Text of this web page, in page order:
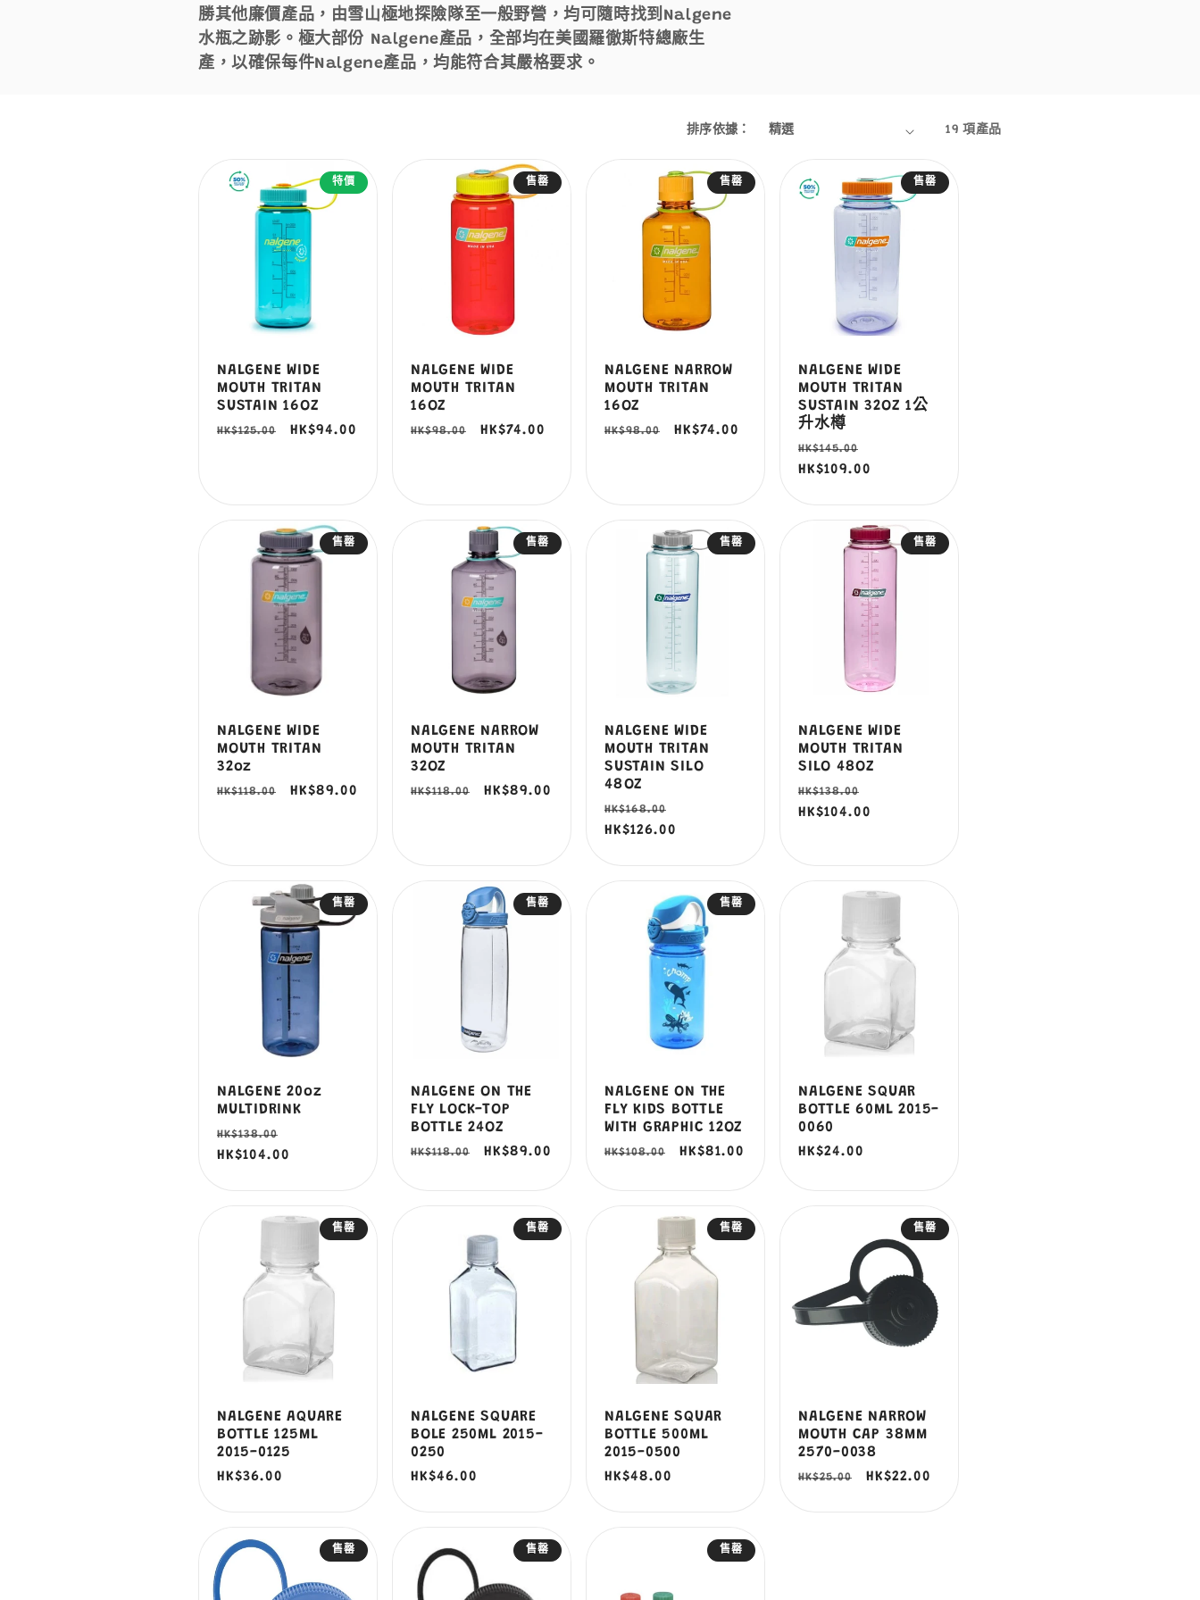
列
勝其他廉價產品，由雪山極地探險隊至一般野營，均可隨時找到Nalgene
水瓶之跡影。極大部份 Nalgene產品，全部均在美國羅徹斯特總廠生
產，以確保每件Nalgene產品，均能符合其嚴格要求。
排序依據： 19 項產品
特價
NALGENE WIDE
MOUTH TRITAN
SUSTAIN 16OZ
定
HK$125.00
售
HK$94.00
售罄
NALGENE WIDE
MOUTH TRITAN
16OZ
定
HK$98.00
售
HK$74.00
售罄
NALGENE NARROW
MOUTH TRITAN
16OZ
定
HK$98.00
售
HK$74.00
售罄
NALGENE WIDE
MOUTH TRITAN
SUSTAIN 32OZ 1公
升水樽
定
價
HK$145.00
價
HK$109.00
售罄
NALGENE WIDE
MOUTH TRITAN
32oz
定
HK$118.00
售
HK$89.00
售罄
NALGENE NARROW
MOUTH TRITAN
32OZ
定
HK$118.00
售
HK$89.00
售罄
NALGENE WIDE
MOUTH TRITAN
SUSTAIN SILO
48OZ
定
價
HK$168.00
HK$126.00
售罄
NALGENE WIDE
MOUTH TRITAN
SILO 48OZ
定
價
HK$138.00
價
HK$104.00
售罄
NALGENE 20oz
MULTIDRINK
定
價
HK$138.00
價
HK$104.00
售罄
NALGENE ON THE
FLY LOCK-TOP
BOTTLE 24OZ
定
HK$118.00
售
HK$89.00
售罄
NALGENE ON THE
FLY KIDS BOTTLE
WITH GRAPHIC 12OZ
定
HK$108.00
售
HK$81.00
NALGENE SQUAR
BOTTLE 60ML 2015-
0060
定
HK$24.00
售罄
NALGENE AQUARE
BOTTLE 125ML
2015-0125
定
HK$36.00
售罄
NALGENE SQUARE
BOLE 250ML 2015-
0250
定
HK$46.00
售罄
NALGENE SQUAR
BOTTLE 500ML
2015-0500
定
HK$48.00
售罄
NALGENE NARROW
MOUTH CAP 38MM
2570-0038
定
HK$25.00
售
HK$22.00
售罄 售罄 售罄